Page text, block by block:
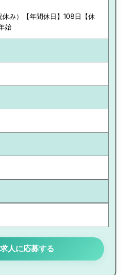
休み）【年間休日】108日【休
始
人に応募する